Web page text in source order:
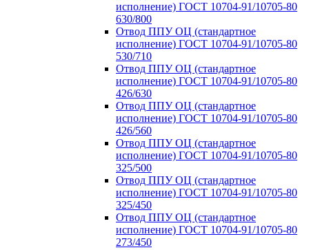
исполнение) ГОСТ 10704-91/10705-80
630/800
Отвод ППУ ОЦ (стандартное
исполнение) ГОСТ 10704-91/10705-80
530/710
Отвод ППУ ОЦ (стандартное
исполнение) ГОСТ 10704-91/10705-80
426/630
Отвод ППУ ОЦ (стандартное
исполнение) ГОСТ 10704-91/10705-80
426/560
Отвод ППУ ОЦ (стандартное
исполнение) ГОСТ 10704-91/10705-80
325/500
Отвод ППУ ОЦ (стандартное
исполнение) ГОСТ 10704-91/10705-80
325/450
Отвод ППУ ОЦ (стандартное
исполнение) ГОСТ 10704-91/10705-80
273/450